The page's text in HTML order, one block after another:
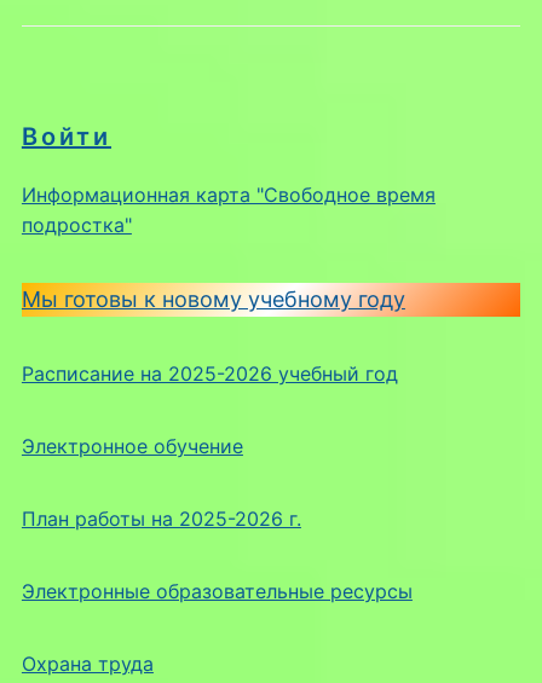
Войти
Информационная карта "Свободное время
подростка"
Мы готовы к новому учебному году
Расписание на 2025-2026 учебный год
Электронное обучение
План работы на 2025-2026 г.
Электронные образовательные ресурсы
Охрана труда